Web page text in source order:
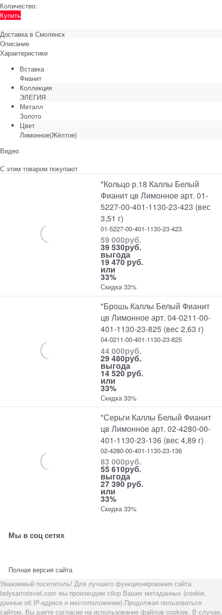
Количество:
Купить
Доставка в Смоленск
Описание
Характеристики
Вставка
Фианит
Коллекция
ЭЛЕГИЯ
Металл
Золото
Цвет
Лимонное(Жёлтое)
Видео
С этим товаром покупают
*Кольцо р.18 Каллы Белый
Фианит цв Лимонное арт. 01-
5227-00-401-1130-23-423 (вес
3,51 г)
01-5227-00-401-1130-23-423
59 000руб.
39 530руб.
выгода
19 470 руб.
или
33%
Скидка 33%
*Брошь Каллы Белый Фианит
цв Лимонное арт. 04-0211-00-
401-1130-23-825 (вес 2,63 г)
04-0211-00-401-1130-23-825
44 000руб.
29 480руб.
выгода
14 520 руб.
или
33%
Скидка 33%
*Серьги Каллы Белый Фианит
цв Лимонное арт. 02-4280-00-
401-1130-23-136 (вес 4,89 г)
02-4280-00-401-1130-23-136
83 000руб.
55 610руб.
выгода
27 390 руб.
или
33%
Скидка 33%
Мы в соц сетях
Полная версия сайта
Уважаемый посетитель! Для лучшего функционирования сайта
ladysamotsvet.com мы производим сбор Ваших метаданных (cookie,
данные об IP-адресе и местоположении).Продолжая пользоваться
сайтом, Вы даете согласие на использование файлов cookies. В случае,